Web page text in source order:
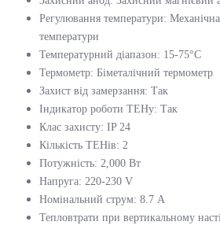
Регулювання температури:
температури
Температурний діапазон: 15-75°C
Термометр: Біметалічний термометр
Захист від замерзання: Так
Індикатор роботи ТЕНу: Так
Клас захисту: IP 24
Кількість ТЕНів: 2
Потужність: 2,000 Вт
Напруга: 220-230 V
Номінальний струм: 8.7 А
Тепловтрати при вертикальному